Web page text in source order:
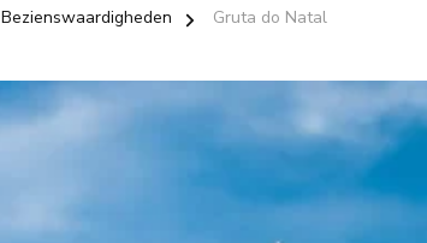
Bezienswaardigheden Gruta do Natal